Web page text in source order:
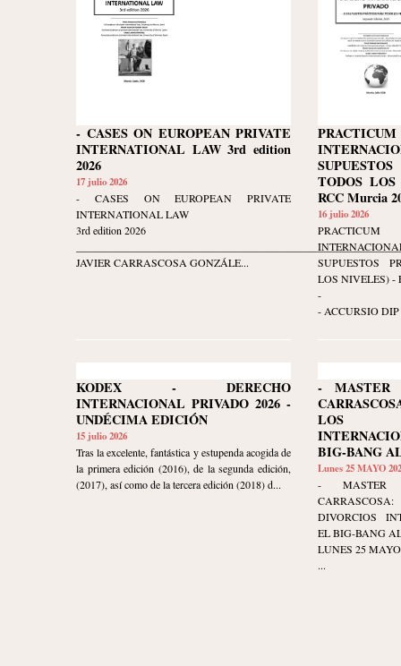
- CASES ON EUROPEAN PRIVATE
INTERNATIONAL LAW 3rd edition
2026
17 julio 2026
- CASES ON EUROPEAN PRIVATE
INTERNATIONAL LAW
3rd edition 2026
JAVIER CARRASCOSA GONZÁLE...
TODOS
RCC Murcia
16 julio 2026
SUPUESTOS
LOS NIVELES) -
-
- ACCURSIO DIP
KODEX - DERECHO
INTERNACIONAL PRIVADO 2026 -
UNDÉCIMA EDICIÓN
15 julio 2026
Tras la excelente, fantástica y estupenda acogida de
la primera edición (2016), de la segunda edición,
(2017), así como de la tercera edición (2018) d...
- MASTER
LOS
BIG-BANG
Lunes 25 MAYO
- MASTER
DIVORCIOS
EL BIG-BANG
LUNES 25 MAYO
...